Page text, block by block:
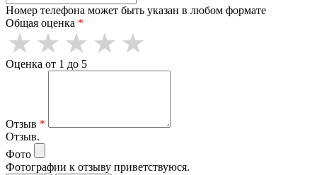
Номер телефона может быть указан в любом формате
Общая оценка *
Оценка от 1 до 5
Отзыв *
Отзыв.
Фото
Фотографии к отзыву приветствуюся.